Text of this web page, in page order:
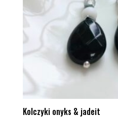
Kolczyki onyks & jadeit